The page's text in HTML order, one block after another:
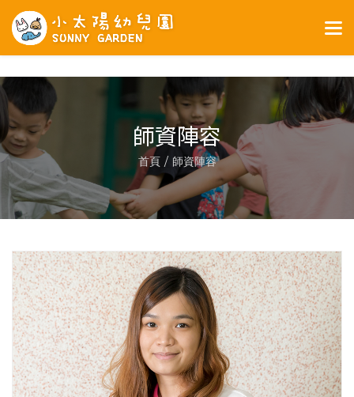
師資陣容
首頁 師資陣容